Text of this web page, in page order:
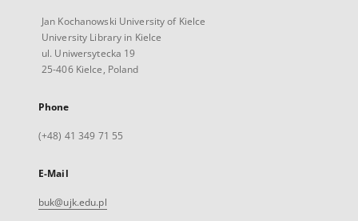
Jan Kochanowski University of Kielce
University Library in Kielce
ul. Uniwersytecka 19
25-406 Kielce, Poland
Phone
(+48) 41 349 71 55
E-Mail
buk@ujk.edu.pl